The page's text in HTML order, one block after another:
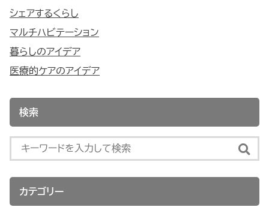
シェアするくらし
マルチハビテーション
暮らしのアイデア
医療的ケアのアイデア
検索
カテゴリー